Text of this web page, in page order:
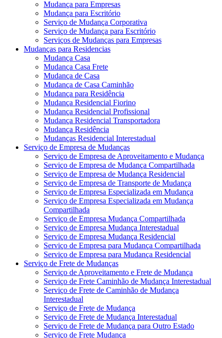
Mudança para Empresas
Mudança para Escritório
Serviço de Mudança Corporativa
Serviço de Mudança para Escritório
Serviços de Mudanças para Empresas
Mudanças para Residencias
Mudança Casa
Mudança Casa Frete
Mudança de Casa
Mudança de Casa Caminhão
Mudança para Residência
Mudança Residencial Fiorino
Mudança Residencial Profissional
Mudança Residencial Transportadora
Mudança Residência
Mudanças Residencial Interestadual
Serviço de Empresa de Mudanças
Serviço de Empresa de Aproveitamento e Mudança
Serviço de Empresa de Mudança Compartilhada
Serviço de Empresa de Mudança Residencial
Serviço de Empresa de Transporte de Mudança
Serviço de Empresa Especializada em Mudança
Serviço de Empresa Especializada em Mudança
Compartilhada
Serviço de Empresa Mudança Compartilhada
Serviço de Empresa Mudança Interestadual
Serviço de Empresa Mudança Residencial
Serviço de Empresa para Mudança Compartilhada
Serviço de Empresa para Mudança Residencial
Serviço de Frete de Mudanças
Serviço de Aproveitamento e Frete de Mudança
Serviço de Frete Caminhão de Mudança Interestadual
Serviço de Frete de Caminhão de Mudança
Interestadual
Serviço de Frete de Mudança
Serviço de Frete de Mudança Interestadual
Serviço de Frete de Mudança para Outro Estado
Serviço de Frete Mudança